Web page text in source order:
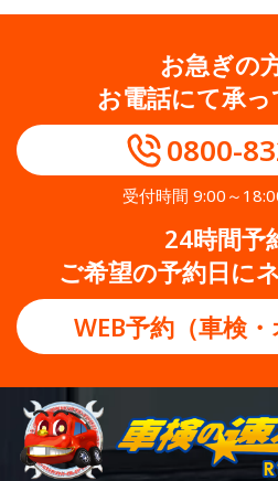
お急ぎの
お電話にて承っ
0800-
受付時間 9:00～
24時間予
ご希望の予約日に
WEB予約（車検・